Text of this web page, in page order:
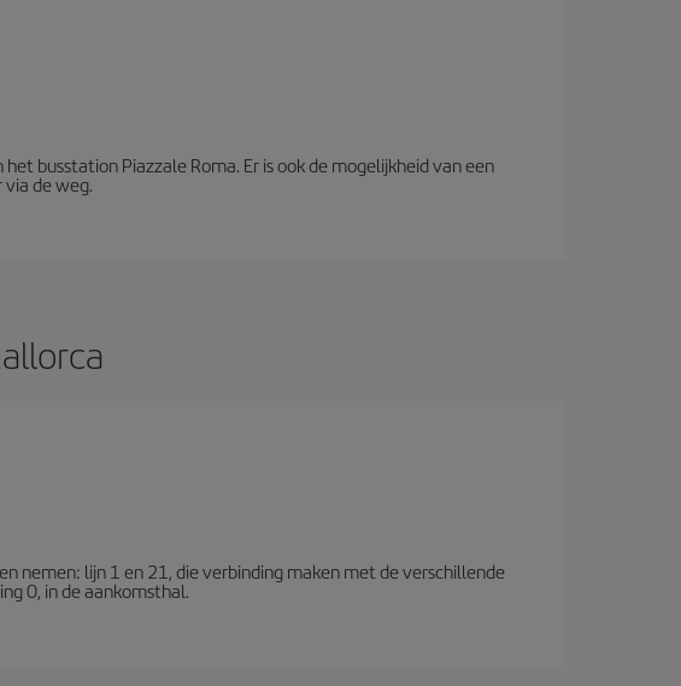
busstation Piazzale Roma. Er is ook de mogelijkheid van een
de weg.
nemen: lijn 1 en 21, die verbinding maken met de verschillende
0, in de aankomsthal.